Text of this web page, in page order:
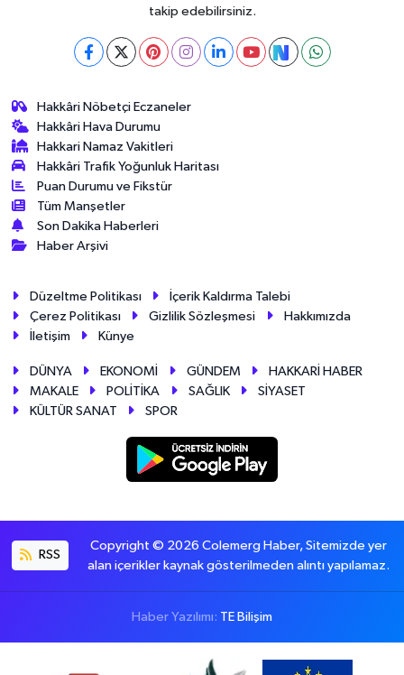
takip edebilirsiniz.
Hakkâri Nöbetçi Eczaneler
Hakkâri Hava Durumu
Hakkari Namaz Vakitleri
Hakkâri Trafik Yoğunluk Haritası
Puan Durumu ve Fikstür
Tüm Manşetler
Son Dakika Haberleri
Haber Arşivi
Düzeltme Politikası
İçerik Kaldırma Talebi
Çerez Politikası
Gizlilik Sözleşmesi
Hakkımızda
İletişim
Künye
DÜNYA EKONOMİ GÜNDEM
HAKKARİ HABER
MAKALE
POLİTİKA SAĞLIK
SİYASET
KÜLTÜR SANAT
SPOR
RSS
Copyright © 2026 Colemerg Haber, Sitemizde yer
alan içerikler kaynak gösterilmeden alıntı yapılamaz.
Haber Yazılımı: TE Bilişim